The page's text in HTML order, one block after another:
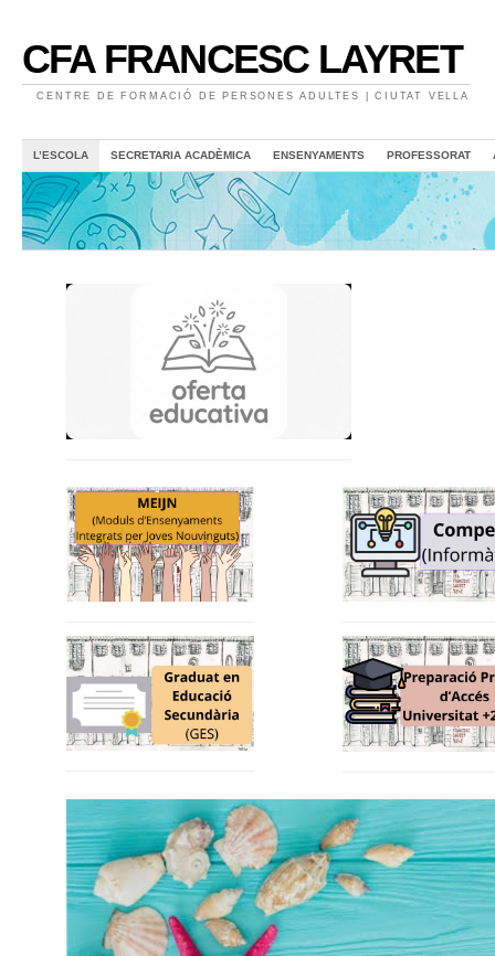
CFA FRANCESC LAYRET
CENTRE DE FORMACIÓ DE PERSONES ADULTES | CIUTAT VELLA
L’ESCOLA SECRETARIA ACADÈMICA ENSENYAMENTS PROFESSORAT